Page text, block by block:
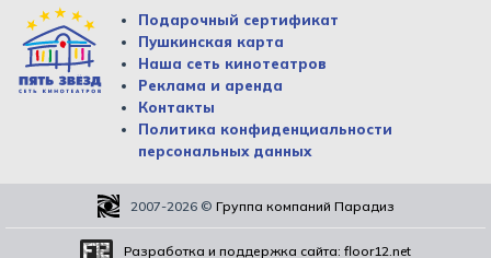
Подарочный сертификат
Пушкинская карта
Наша сеть кинотеатров
Реклама и аренда
Контакты
Политика конфиденциальности
персональных данных
2007-2026 © Группа компаний Парадиз
Разработка и поддержка сайта: floor12.net